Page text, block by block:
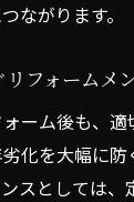
ながります。
フォームメ
ーム後も、
化を大幅に防
スとしては、